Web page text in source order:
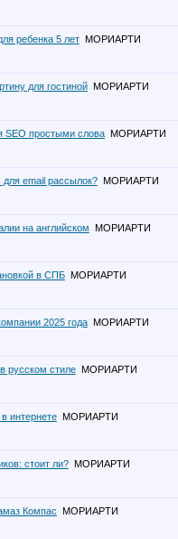
ребенка 5 лет МОРИАРТИ
для гостиной МОРИАРТИ
SEO простыми слова МОРИАРТИ
email рассылок? МОРИАРТИ
на английском МОРИАРТИ
в СПБ МОРИАРТИ
2025 года МОРИАРТИ
русском стиле МОРИАРТИ
в интернете МОРИАРТИ
стоит ли? МОРИАРТИ
Компас МОРИАРТИ